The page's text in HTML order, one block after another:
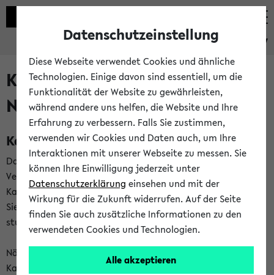
eKVV
Kalenderintegration und
Newsfeeds
Kalenderintegration
Das eKVV bietet Ihnen die Möglichkeit,
Veranstaltungstermine in eine Vielzahl von
Kalenderanwendungen einzubinden. Auf diese Weise können
Sie einen gemeinsamen Überblick über Ihre privaten und
studienbezogenen Termine erhalten.
Näheres zu Vorteilen und Funktionsweise der
Kalenderintegration können Sie auf unserer
Datenschutzeinstellung
Diese Webseite verwendet Cookies und ähnliche
Technologien. Einige davon sind essentiell, um die
Funktionalität der Website zu gewährleisten,
während andere uns helfen, die Website und Ihre
Erfahrung zu verbessern. Falls Sie zustimmen,
verwenden wir Cookies und Daten auch, um Ihre
Interaktionen mit unserer Webseite zu messen. Sie
können Ihre Einwilligung jederzeit unter
Datenschutzerklärung einsehen und mit der
Wirkung für die Zukunft widerrufen. Auf der Seite
finden Sie auch zusätzliche Informationen zu den
verwendeten Cookies und Technologien.
Alle akzeptieren